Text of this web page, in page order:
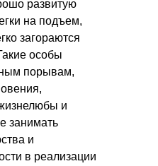
развитую
на подъем,
загораются
особы
порывам,
и
занимать
и
в реализации